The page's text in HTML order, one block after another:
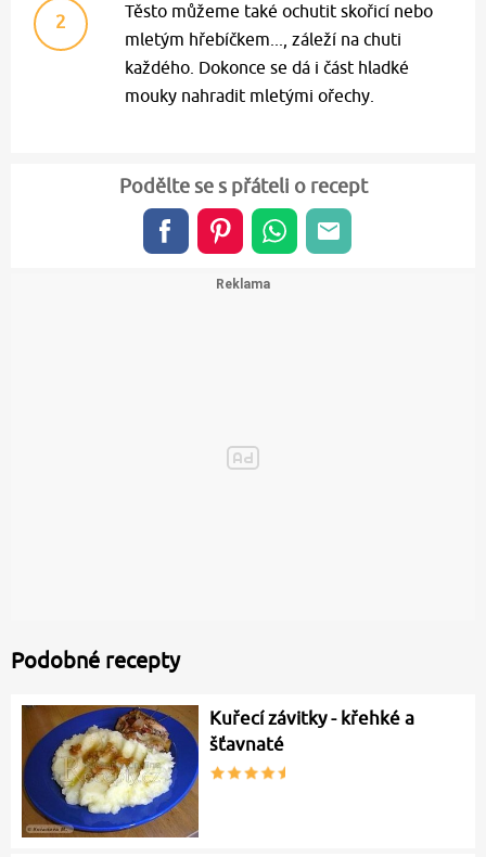
2
Těsto můžeme také ochutit skořicí nebo
mletým hřebíčkem..., záleží na chuti
každého. Dokonce se dá i část hladké
mouky nahradit mletými ořechy.
Podělte se s přáteli o recept
Podobné recepty
Kuřecí závitky - křehké a
šťavnaté